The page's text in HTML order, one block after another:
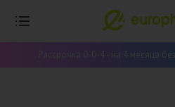
Рассрочка 0-0-4 - на 4 месяца